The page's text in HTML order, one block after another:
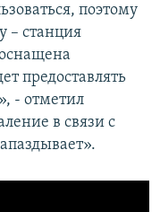
поэтому
– станция
предоставлять
- отметил
в связи с